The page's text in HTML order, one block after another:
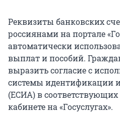
Реквизиты банковских
россиянами на портале
автоматически
выплат и пособий.
выразить согласие с
системы идентификации
(ЕСИА) в
кабинете на «Госуслугах».